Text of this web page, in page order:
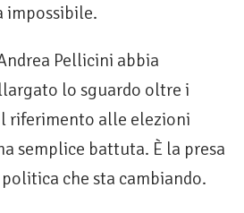
impossibile.
Pellicini abbia
lo sguardo oltre i
riferimento alle elezioni
semplice battuta. È la presa
che sta cambiando.